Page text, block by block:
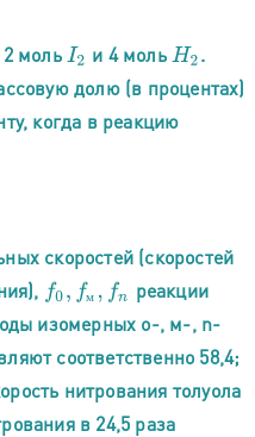
мольI2 и 4 мольH2 .
долю (в процентах)
когда в реакцию
скоростей (скоростей
м
f0,fм,fn
реакции
изомерных о-, м-, n-
соответственно 58,4;
нитрования толуола
в 24,5 раза